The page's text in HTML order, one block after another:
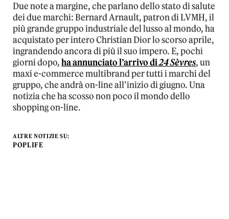
Due note a margine, che parlano dello stato di salute
dei due marchi: Bernard Arnault, patron di LVMH, il
più grande gruppo industriale del lusso al mondo, ha
acquistato per intero Christian Dior lo scorso aprile,
ingrandendo ancora di più il suo impero. E, pochi
giorni dopo,ha annunciato l’arrivo di24 Sèvres, un
maxi e-commerce multibrand per tutti i marchi del
gruppo, che andrà on-line all’inizio di giugno. Una
notizia che ha scosso non poco il mondo dello
shopping on-line.
ALTRE NOTIZIE SU:
POPLIFE